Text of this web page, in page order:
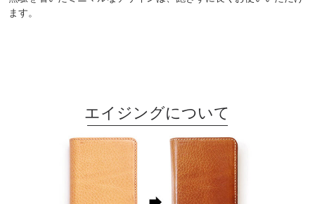
ます。
エイジングについて